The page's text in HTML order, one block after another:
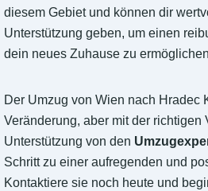
diesem Gebiet und können dir
Unterstützung geben, um einen
dein neues Zuhause zu
Der Umzug von Wien nach Hradec
Veränderung, aber mit der richtigen
Unterstützung von den
Schritt zu einer aufregenden und
Kontaktiere sie noch heute und